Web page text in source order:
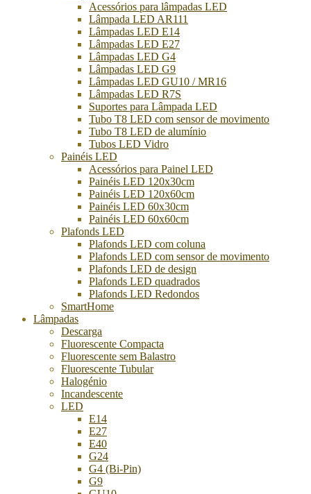
Acessórios para lâmpadas LED
Lâmpada LED AR111
Lâmpadas LED E14
Lâmpadas LED E27
Lâmpadas LED G4
Lâmpadas LED G9
Lâmpadas LED GU10 / MR16
Lâmpadas LED R7S
Suportes para Lâmpada LED
Tubo T8 LED com sensor de movimento
Tubo T8 LED de alumínio
Tubos LED Vidro
Painéis LED
Acessórios para Painel LED
Painéis LED 120x30cm
Painéis LED 120x60cm
Painéis LED 60x30cm
Painéis LED 60x60cm
Plafonds LED
Plafonds LED com coluna
Plafonds LED com sensor de movimento
Plafonds LED de design
Plafonds LED quadrados
Plafonds LED Redondos
SmartHome
Lâmpadas
Descarga
Fluorescente Compacta
Fluorescente sem Balastro
Fluorescente Tubular
Halogénio
Incandescente
LED
E14
E27
E40
G24
G4 (Bi-Pin)
G9